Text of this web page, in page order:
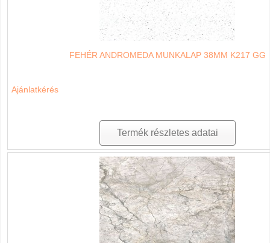
FEHÉR ANDROMEDA MUNKALAP 38MM K217 GG
Ajánlatkérés
Termék részletes adatai